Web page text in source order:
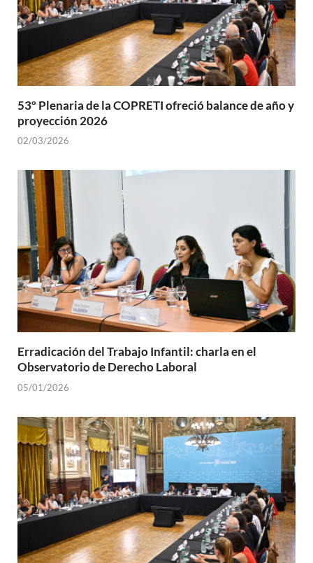
53º Plenaria de la COPRETI ofreció balance de año y
proyección 2026
02/03/2026
Erradicación del Trabajo Infantil: charla en el
Observatorio de Derecho Laboral
05/01/2026